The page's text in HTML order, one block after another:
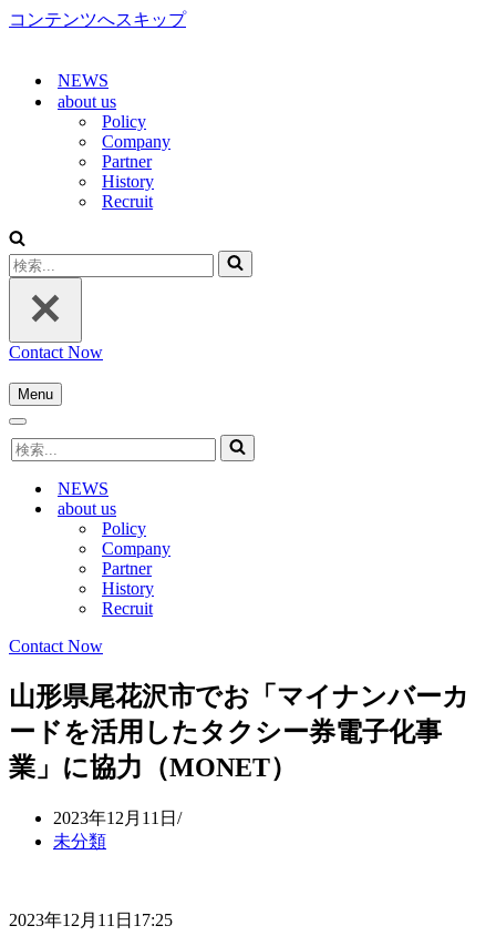
コンテンツへスキップ
NEWS
about us
Policy
Company
Partner
History
Recruit
検
索...
Contact Now
Menu
ナ
ゲ
シ
ョ
ナ
ビ
検
索...
NEWS
about us
Policy
Company
Partner
History
Recruit
Contact Now
山形県尾花沢市でお「マイナンバーカ
ードを活用したタクシー券電子化事
業」に協力（MONET）
2023年12月11日
未分類
2023年12月11日17:25